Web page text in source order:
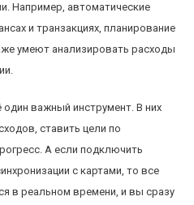
Например, автоматические
и транзакциях, планирование
умеют анализировать расходы
важный инструмент. В них
ставить цели по
А если подключить
с картами, то все
в реальном времени, и вы сразу